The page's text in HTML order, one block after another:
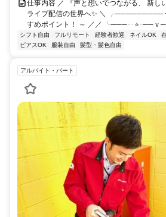
仕事内容 ／ 『声と想いでつながる、 新し
ライブ配信の世界へ✨ ＼ ╭─────────
すめポイント！ ～ ／／ ╰───･･⭐･──ｖ
シフト自由 フルリモート 経験者歓迎 ネイルOK
ピアスOK
服装自由 髪型・髪色自由
アルバイト・パート